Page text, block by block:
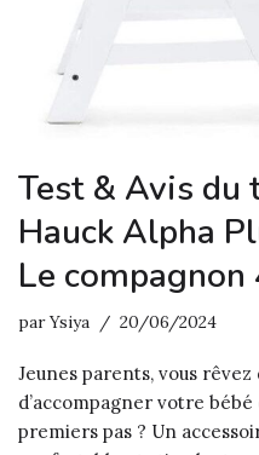
Test & Avis
Hauck Alpha
Le
parYsiya 20/06/2024
Jeunes parents, vous
d’accompagner votre bébé
premiers pas ? Un